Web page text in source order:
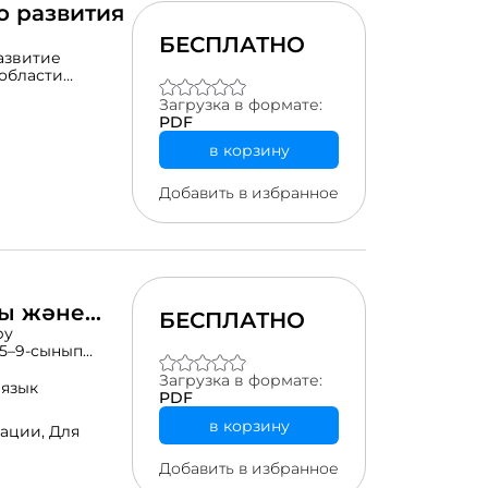
развития
17 Целей
социальных,
БЕСПЛАТНО
Загрузка в формате:
PDF
в корзину
Добавить в избранное
және
сынып
және дамыту
оқу
Для
БЕСПЛАТНО
Загрузка в формате:
PDF
в корзину
Добавить в избранное